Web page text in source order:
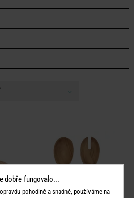
dobře fungovalo...
pohodlné a snadné, používáme na